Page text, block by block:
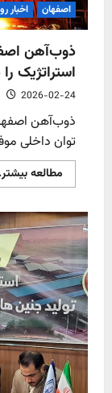
اصفهان اخبار
ذوب‌آهن
استراتژیک
2026-02-24
ذوب‌آهن
توان داخلی
مطالعه